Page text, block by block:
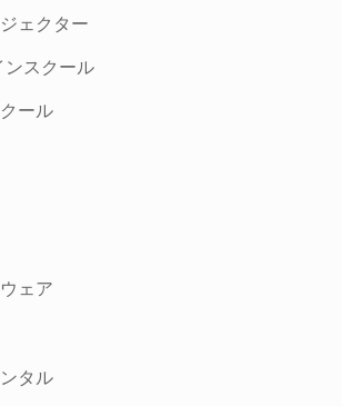
ェクター
ンスクール
ール
ェア
タル